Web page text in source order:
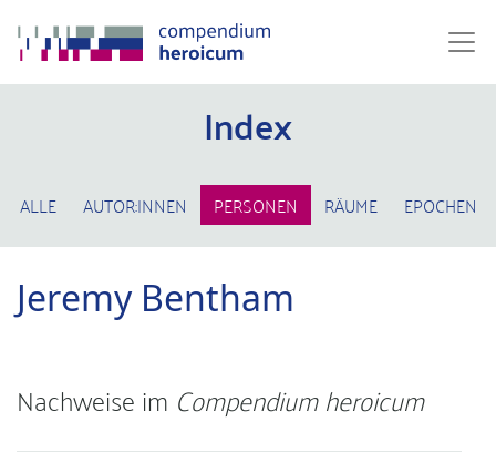
Index
ALLE AUTOR:INNEN PERSONEN RÄUME EPOCHEN
Jeremy Bentham
Nachweise im Compendium heroicum